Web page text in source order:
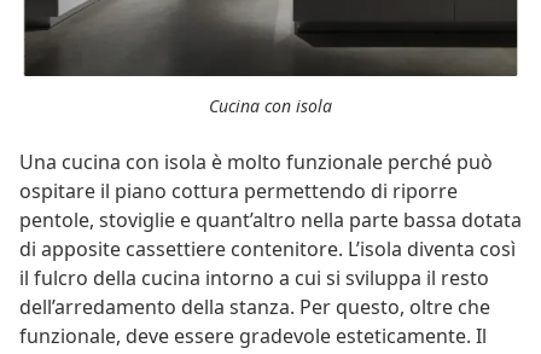
Cucina con isola
Una cucina con isola è molto funzionale perché può
ospitare il piano cottura permettendo di riporre
pentole, stoviglie e quant’altro nella parte bassa dotata
di apposite cassettiere contenitore. L’isola diventa così
il fulcro della cucina intorno a cui si sviluppa il resto
dell’arredamento della stanza. Per questo, oltre che
funzionale, deve essere gradevole esteticamente. Il